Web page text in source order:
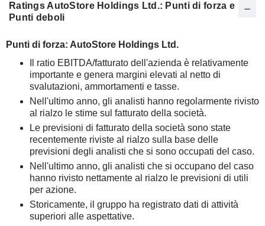
Ratings AutoStore Holdings Ltd.: Punti di forza e
Punti deboli
Punti di forza: AutoStore Holdings Ltd.
Il ratio EBITDA/fatturato dell'azienda è relativamente
importante e genera margini elevati al netto di
svalutazioni, ammortamenti e tasse.
Nell'ultimo anno, gli analisti hanno regolarmente rivisto
al rialzo le stime sul fatturato della società.
Le previsioni di fatturato della società sono state
recentemente riviste al rialzo sulla base delle
previsioni degli analisti che si sono occupati del caso.
Nell'ultimo anno, gli analisti che si occupano del caso
hanno rivisto nettamente al rialzo le previsioni di utili
per azione.
Storicamente, il gruppo ha registrato dati di attività
superiori alle aspettative.